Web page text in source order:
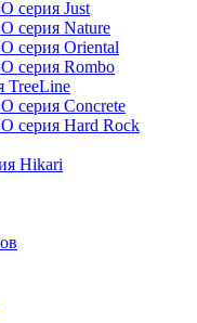
серия Just
серия Nature
серия Oriental
серия Rombo
TreeLine
серия Concrete
серия Hard Rock
Hikari